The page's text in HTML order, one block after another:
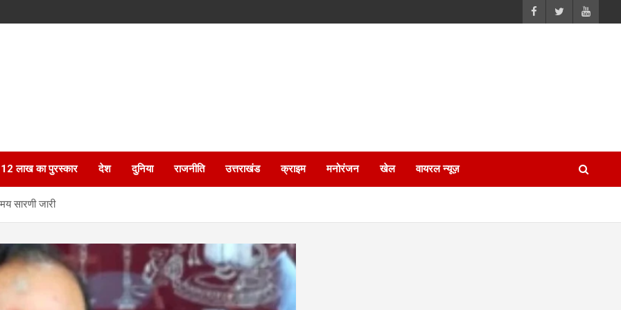
12 लाख का पुरस्कार देश दुनिया राजनीति उत्तराखंड क्राइम मनोरंजन खेल वायरल न्यूज़
सारणी जारी